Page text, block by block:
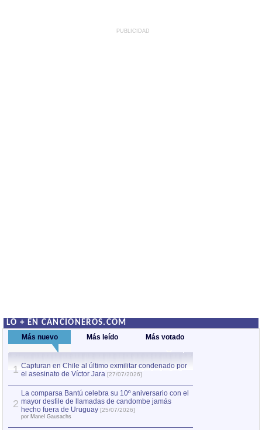
PUBLICIDAD
LO + EN CANCIONEROS.COM
Más nuevo Más leído Más votado
1 Capturan en Chile al último exmilitar condenado por
el asesinato de Víctor Jara [27/07/2026]
2
La comparsa Bantú celebra su 10º aniversario con el
mayor desfile de llamadas de candombe jamás
hecho fuera de Uruguay [25/07/2026]
por Manel Gausachs